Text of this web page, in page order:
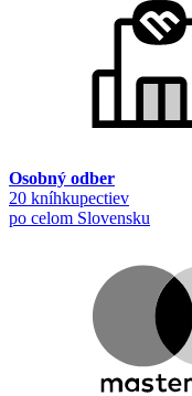
Osobný odber
20 kníhkupectiev
po celom Slovensku